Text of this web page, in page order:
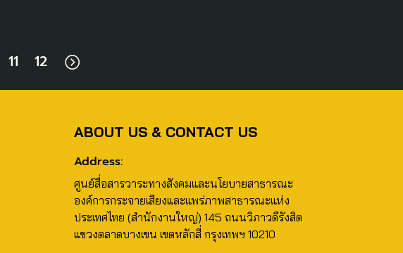
11 12
ABOUT US & CONTACT US
Address:
ศูนย์สื่อสารวาระทางสังคมและนโยบายสาธารณะ
องค์การกระจายเสียงและแพร่ภาพสาธารณะแห่ง
ประเทศไทย (สำนักงานใหญ่) 145 ถนนวิภาวดีรังสิต
แขวงตลาดบางเขน เขตหลักสี่ กรุงเทพฯ 10210